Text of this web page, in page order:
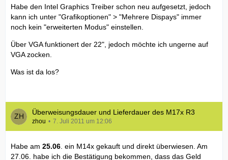
Habe den Intel Graphics Treiber schon neu aufgesetzt, jedoch
kann ich unter "Grafikoptionen" > "Mehrere Dispays" immer
noch kein "erweiterten Modus" einstellen.
Über VGA funktionert der 22", jedoch möchte ich ungerne auf
VGA zocken.
Was ist da los?
Überweisungsdauer und Lieferdauer des M17x R3
zhou 7. Juli 2011 um 12:06
Habe am 25.06 . ein M14x gekauft und direkt überwiesen. Am
27.06. habe ich die Bestätigung bekommen, dass das Geld